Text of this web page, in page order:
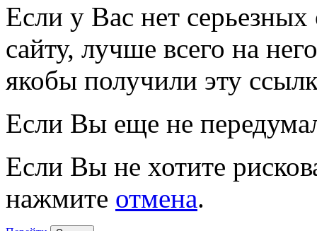
Если у Вас нет
сайту, лучше всего на
якобы получили эту
Если Вы еще не
Если Вы не хотите
нажмите отмена.